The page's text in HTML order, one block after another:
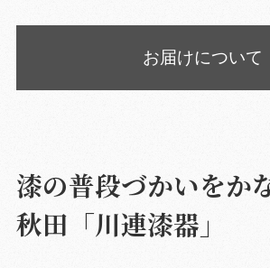
お届けについて
漆の普段づかいをか
秋田「川連漆器」